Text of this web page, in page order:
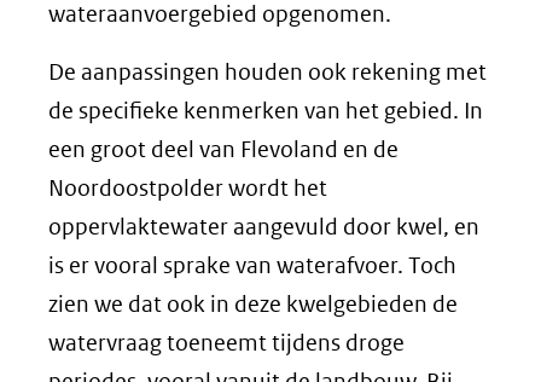
wateraanvoergebied opgenomen.
De aanpassingen houden ook rekening met
de specifieke kenmerken van het gebied. In
een groot deel van Flevoland en de
Noordoostpolder wordt het
oppervlaktewater aangevuld door kwel, en
is er vooral sprake van waterafvoer. Toch
zien we dat ook in deze kwelgebieden de
watervraag toeneemt tijdens droge